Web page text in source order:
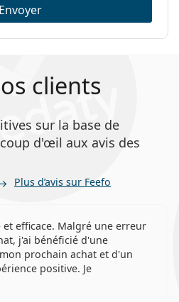
Envoyer
clients
sur la base de
d'œil aux avis des
Plus d’avis sur Feefo
et efficace. Malgré une erreur
j'ai bénéficié d'une
prochain achat et d'un
positive. Je